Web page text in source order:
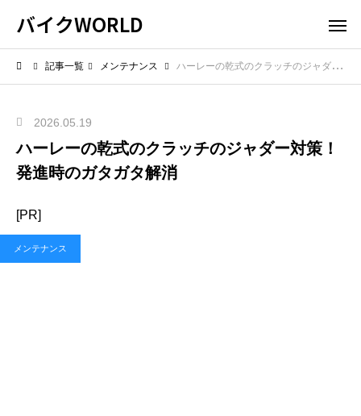
バイクWORLD
記事一覧 メンテナンス ハーレーの乾式のクラッチのジャダー対策！発進時のガタガタ解消
2026.05.19
ハーレーの乾式のクラッチのジャダー対策！
発進時のガタガタ解消
[PR]
メンテナンス